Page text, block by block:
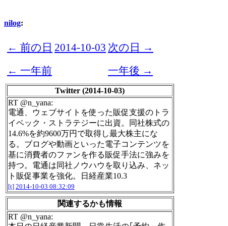
nilog:
← 前の日 2014-10-03 次の日 →
← 一年前
一年後 →
Twitter (2014-10-03)
RT @n_yana:
電通、ウェブサイトを使った販促支援のトラ
イベック・ストラテジーに出資。同社株式の
14.6%を約9600万円で取得し最大株主にな
る。ブログや動画といった電子コンテンツを
基に消費者のファンを作る販促手法に強みを
持つ。電通は同社ノウハウを取り込み、ネッ
ト販促事業を強化。日経産業10.3
[t] 2014-10-03 08:32:09
関連するかも情報
RT @n_yana: